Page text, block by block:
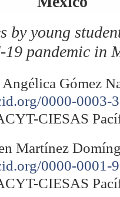
by young
19 pandemic in
Gómez
0000-0003-
CIESAS
Martínez
0000-0001-
CIESAS